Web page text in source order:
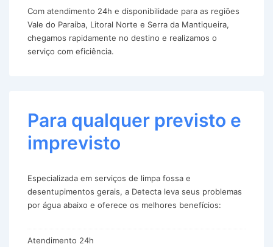
Com atendimento 24h e disponibilidade para as regiões
Vale do Paraíba, Litoral Norte e Serra da Mantiqueira,
chegamos rapidamente no destino e realizamos o
serviço com eficiência.
Para qualquer previsto e
imprevisto
Especializada em serviços de limpa fossa e
desentupimentos gerais, a Detecta leva seus problemas
por água abaixo e oferece os melhores benefícios:
Atendimento 24h